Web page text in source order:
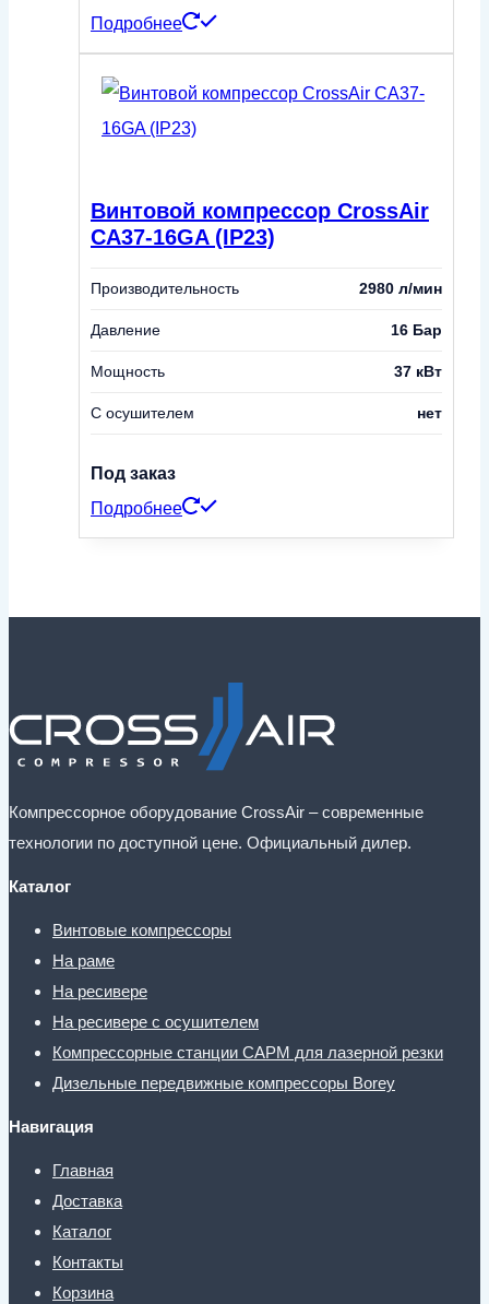
Подробнее
Винтовой компрессор CrossAir
CA37-16GA (IP23)
Производительность 2980 л/мин
Давление 16 Бар
Мощность 37 кВт
С осушителем нет
Под заказ
Подробнее
Компрессорное оборудование CrossAir – современные
технологии по доступной цене. Официальный дилер.
Каталог
Винтовые компрессоры
На раме
На ресивере
На ресивере с осушителем
Компрессорные станции CAPM для лазерной резки
Дизельные передвижные компрессоры Borey
Навигация
Главная
Доставка
Каталог
Контакты
Корзина